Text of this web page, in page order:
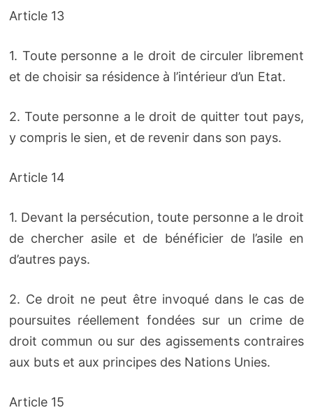
Article 13
1. Toute personne a le droit de circuler librement
et de choisir sa résidence à l’intérieur d’un Etat.
2. Toute personne a le droit de quitter tout pays,
y compris le sien, et de revenir dans son pays.
Article 14
1. Devant la persécution, toute personne a le droit
de chercher asile et de bénéficier de l’asile en
d’autres pays.
2. Ce droit ne peut être invoqué dans le cas de
poursuites réellement fondées sur un crime de
droit commun ou sur des agissements contraires
aux buts et aux principes des Nations Unies.
Article 15